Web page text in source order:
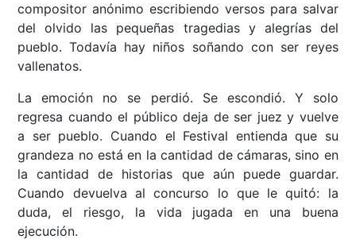
compositor anónimo escribiendo versos para salvar
del olvido las pequeñas tragedias y alegrías del
pueblo. Todavía hay niños soñando con ser reyes
vallenatos.
La emoción no se perdió. Se escondió. Y solo
regresa cuando el público deja de ser juez y vuelve
a ser pueblo. Cuando el Festival entienda que su
grandeza no está en la cantidad de cámaras, sino en
la cantidad de historias que aún puede guardar.
Cuando devuelva al concurso lo que le quitó: la
duda, el riesgo, la vida jugada en una buena
ejecución.